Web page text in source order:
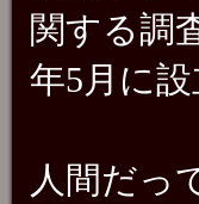
関する調
年5月に設
人間だっ